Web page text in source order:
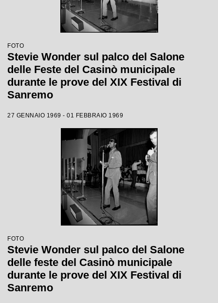
FOTO
Stevie Wonder sul palco del Salone
delle Feste del Casinò municipale
durante le prove del XIX Festival di
Sanremo
27 GENNAIO 1969 - 01 FEBBRAIO 1969
FOTO
Stevie Wonder sul palco del Salone
delle feste del Casinò municipale
durante le prove del XIX Festival di
Sanremo